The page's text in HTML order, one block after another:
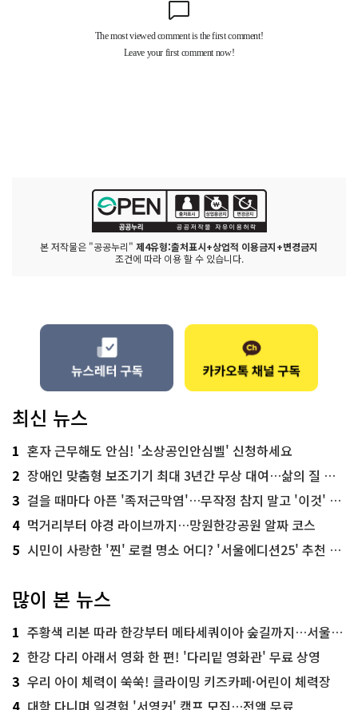
본 저작물은 "공공누리" 제4유형:출처표시+상업적 이용금지+변경금지
조건에 따라 이용 할 수 있습니다.
최신 뉴스
1 혼자 근무해도 안심! '소상공인안심벨' 신청하세요
2 장애인 맞춤형 보조기기 최대 3년간 무상 대여…삶의 질 높인다
3 걸을 때마다 아픈 '족저근막염'…무작정 참지 말고 '이것' 해보세요!
4 먹거리부터 야경 라이브까지…망원한강공원 알짜 코스
5 시민이 사랑한 '찐' 로컬 명소 어디? '서울에디션25' 추천 코스
많이 본 뉴스
1 주황색 리본 따라 한강부터 메타세쿼이아 숲길까지…서울둘레길 15코스
2 한강 다리 아래서 영화 한 편! '다리밑 영화관' 무료 상영
3 우리 아이 체력이 쑥쑥! 클라이밍 키즈카페·어린이 체력장